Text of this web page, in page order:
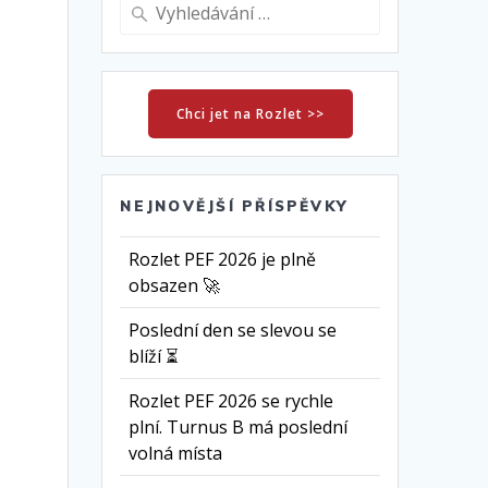
Chci jet na Rozlet >>
NEJNOVĚJŠÍ PŘÍSPĚVKY
Rozlet PEF 2026 je plně
obsazen 🚀
Poslední den se slevou se
blíží ⏳
Rozlet PEF 2026 se rychle
plní. Turnus B má poslední
volná místa